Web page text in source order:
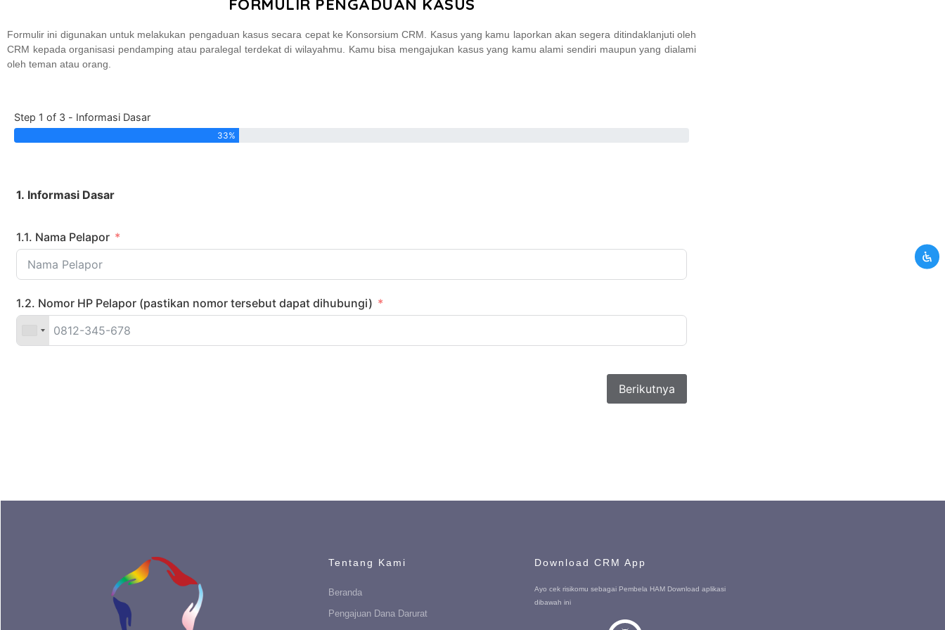
FORMULIR PENGADUAN KASUS
Formulir ini digunakan untuk melakukan pengaduan kasus secara cepat ke Konsorsium CRM. Kasus yang kamu laporkan akan segera ditindaklanjuti oleh
CRM kepada organisasi pendamping atau paralegal terdekat di wilayahmu. Kamu bisa mengajukan kasus yang kamu alami sendiri maupun yang dialami
oleh teman atau orang.
Step 1 of 3 - Informasi Dasar
33%
1. Informasi Dasar
1.1. Nama Pelapor
1.2. Nomor HP Pelapor (pastikan nomor tersebut dapat dihubungi)
Berikutnya
Tentang Kami
Beranda
Pengajuan Dana Darurat
Download CRM App
Ayo cek risikomu sebagai Pembela HAM Download aplikasi
dibawah ini